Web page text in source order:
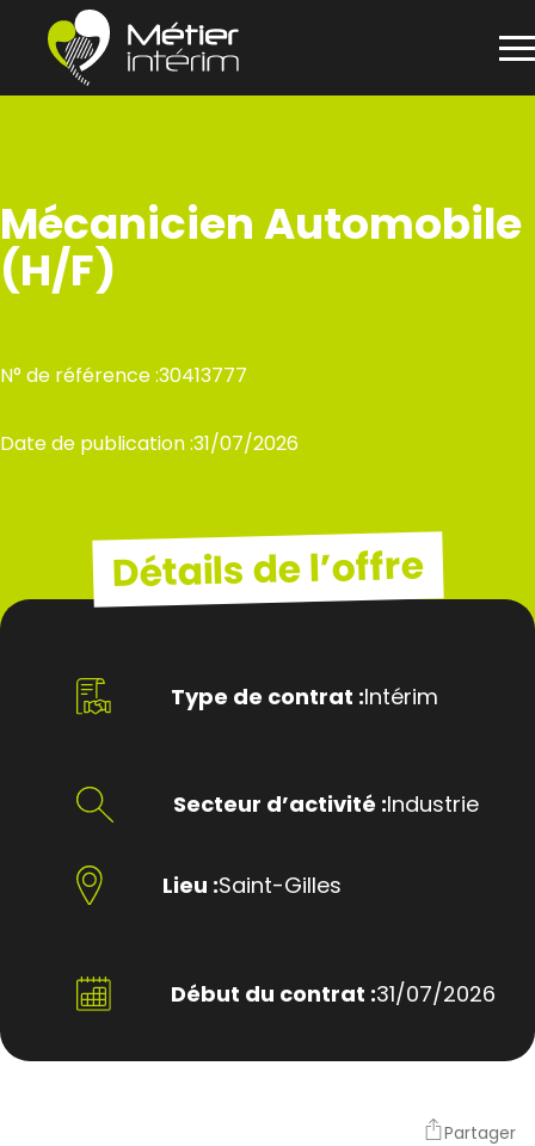
Mécanicien Automobile
(H/F)
N° de référence :30413777
Date de publication :31/07/2026
Détails de l’offre
Type de contrat :Intérim
Secteur d’activité :Industrie
Lieu :Saint-Gilles
Début du contrat :31/07/2026
Partager
Panneau de gestion des cookies